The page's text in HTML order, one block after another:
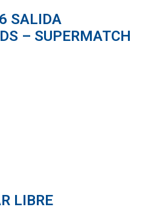
SALIDA
– SUPERMATCH
LIBRE